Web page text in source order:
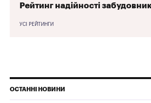
Рейтинг надійності
УСІ РЕЙТИНГИ
ОСТАННІ НОВИНИ